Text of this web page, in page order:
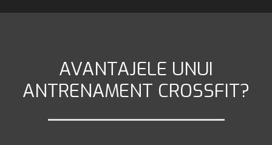
AVANTAJELE UNUI
ANTRENAMENT CROSSFIT?